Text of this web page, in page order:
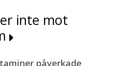
inte mot
påverkade